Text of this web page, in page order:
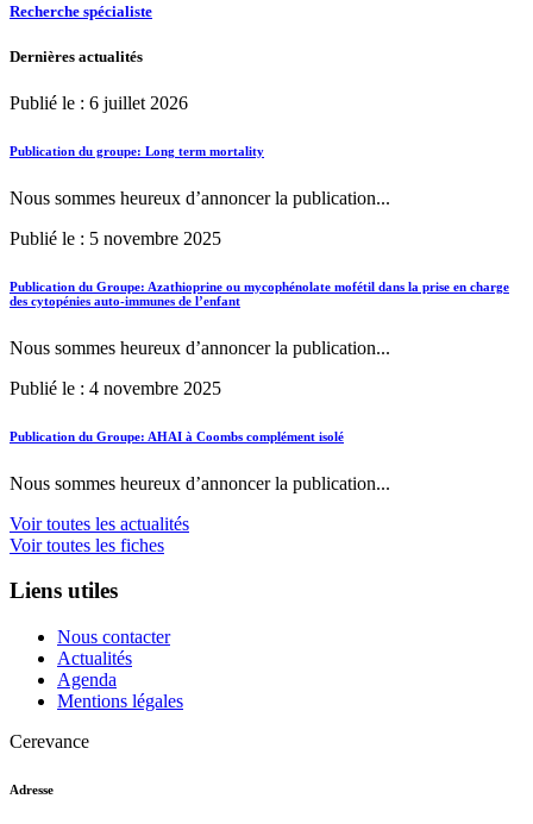
Recherche spécialiste
Dernières actualités
Publié le : 6 juillet 2026
Publication du groupe: Long term mortality
Nous sommes heureux d’annoncer la publication...
Publié le : 5 novembre 2025
Publication du Groupe: Azathioprine ou mycophénolate mofétil dans la prise en charge
des cytopénies auto-immunes de l’enfant
Nous sommes heureux d’annoncer la publication...
Publié le : 4 novembre 2025
Publication du Groupe: AHAI à Coombs complément isolé
Nous sommes heureux d’annoncer la publication...
Voir toutes les actualités
Voir toutes les fiches
Liens utiles
Nous contacter
Actualités
Agenda
Mentions légales
Cerevance
Adresse